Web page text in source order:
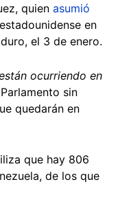
quien asumió
en
el 3 de enero.
ocurriendo en
sin
quedarán en
que hay 806
de los que